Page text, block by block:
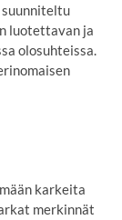
suunniteltu
luotettavan ja
olosuhteissa.
karkeita
merkinnät